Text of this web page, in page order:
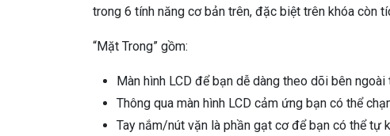
trong 6 tính năng cơ bản trên, đặc biệt trên khóa còn
“Mặt Trong” gồm:
Màn hình LCD để bạn dễ dàng theo dõi bên
Thông qua màn hình LCD cảm ứng bạn có thể
Tay nắm/nút vặn là phần gạt cơ để bạn có thể tự